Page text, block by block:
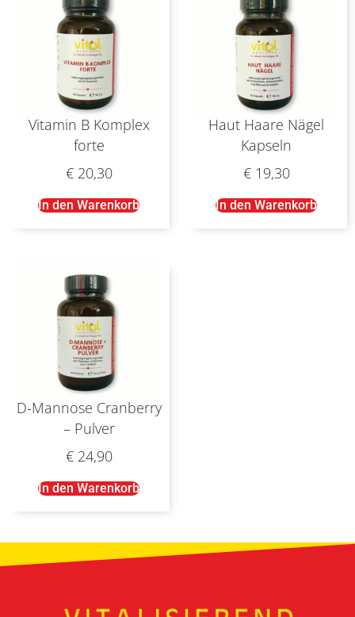
Vitamin B Komplex
forte
€20,30
In den Warenkorb
Haut Haare Nägel
Kapseln
€19,30
In den Warenkorb
D-Mannose Cranberry
– Pulver
€24,90
In den Warenkorb